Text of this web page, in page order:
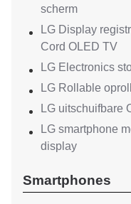
scherm
LG Display
Cord OLED TV
LG Electronics
LG Rollable
LG uitschuifbare
LG smartphone
display
Smartphones